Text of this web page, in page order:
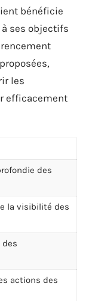
bénéficie
à ses objectifs
les
efficacement
des
la visibilité des
actions des